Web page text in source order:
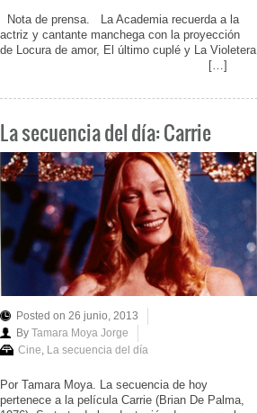
Nota de prensa. La Academia recuerda a la
actriz y cantante manchega con la proyección
de Locura de amor, El último cuplé y La Violetera
[…]
La secuencia del día: Carrie
Posted on 26 junio, 2013
By Tamara Moya Jorge
Cine La secuencia del día
Por Tamara Moya. La secuencia de hoy
pertenece a la película Carrie (Brian De Palma,